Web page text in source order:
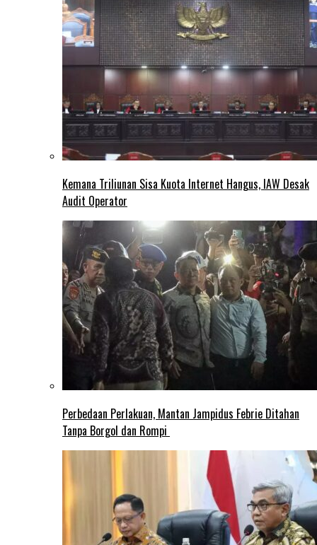
Kemana Triliunan Sisa Kuota Internet Hangus, IAW Desak
Audit Operator
Perbedaan Perlakuan, Mantan Jampidus Febrie Ditahan
Tanpa Borgol dan Rompi